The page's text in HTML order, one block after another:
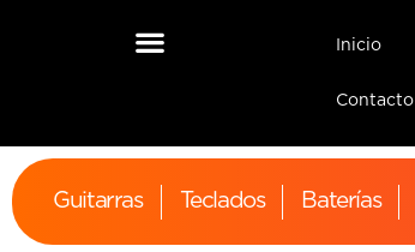
Inicio
Contacto
Guitarras Teclados Baterías